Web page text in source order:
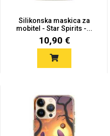
Silikonska maskica za
mobitel - Star Spirits -...
10,90 €